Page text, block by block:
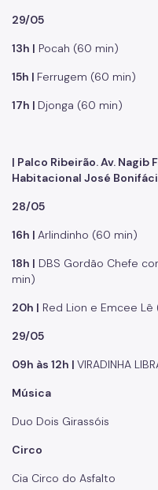
29/05
13h | Pocah (60 min)
15h | Ferrugem (60 min)
17h | Djonga (60 min)
| Palco Ribeirão. Av.
Habitacional José
28/05
16h | Arlindinho (60 min)
18h | DBS Gordão Chefe
min)
20h | Red Lion e Emcee
29/05
09h às 12h | VIRADINHA
Música
Duo Dois Girassóis
Circo
Cia Circo do Asfalto